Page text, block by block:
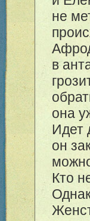
не
в
она
Идет
он
Кто